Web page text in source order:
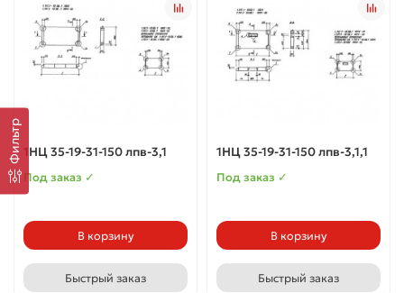
Фильтр 1НЦ 35-19-31-150 лпв-3,1
Под заказ ✓
В корзину
Быстрый заказ
1НЦ 35-19-31-150 лпв-3,1,1
Под заказ ✓
В корзину
Быстрый заказ